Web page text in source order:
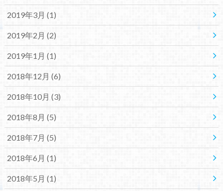
2019年3月 (1)
2019年2月 (2)
2019年1月 (1)
2018年12月 (6)
2018年10月 (3)
2018年8月 (5)
2018年7月 (5)
2018年6月 (1)
2018年5月 (1)